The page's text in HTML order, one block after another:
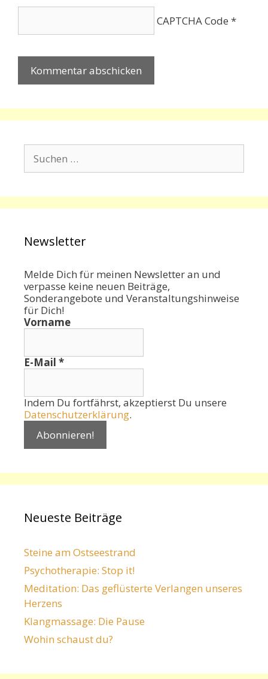
CAPTCHA Code *
nach:
Newsletter
Melde Dich für meinen Newsletter an und
verpasse keine neuen Beiträge,
Sonderangebote und Veranstaltungshinweise
für Dich!
Vorname
E-Mail *
Indem Du fortfährst, akzeptierst Du unsere
Datenschutzerklärung.
Neueste Beiträge
Steine am Ostseestrand
Psychotherapie: Stop it!
Meditation: Das geflüsterte Verlangen unseres
Herzens
Klangmassage: Die Pause
Wohin schaust du?